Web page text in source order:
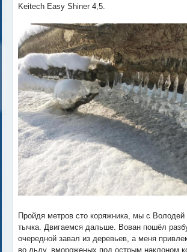
Keitech Easy Shiner 4,5.
Пройдя метров сто коряжника, мы с Володей
тычка. Двигаемся дальше. Вован пошёл
очередной завал из деревьев, а меня
во льду, вмороженых под острым наклоном